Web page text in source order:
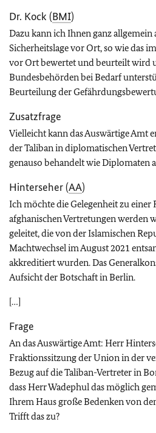
Dr. Kock (BMI)
Dazu kann ich Ihnen ganz allgemein
Sicherheitslage vor Ort, so wie das
vor Ort bewertet und beurteilt wird
Bundesbehörden bei Bedarf
Beurteilung der
Zusatzfrage
Vielleicht kann das Auswärtige Amt
der Taliban in diplomatischen
genauso behandelt wie Diplomaten
Hinterseher (AA)
Ich möchte die Gelegenheit zu
afghanischen Vertretungen werden
geleitet, die von der Islamischen
Machtwechsel im August 2021
akkreditiert wurden. Das
Aufsicht der Botschaft in Berlin.
[…]
Frage
An das Auswärtige Amt: Herr
Fraktionssitzung der Union in der
Bezug auf die Taliban-Vertreter in
dass Herr Wadephul das möglich
Ihrem Haus große Bedenken von
Trifft das zu?